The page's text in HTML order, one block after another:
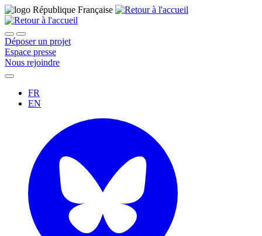
Déposer un projet
Espace presse
Nous rejoindre
FR
EN